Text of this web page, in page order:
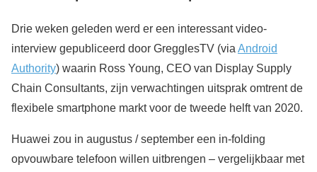
Drie weken geleden werd er een interessant video-
interview gepubliceerd door GregglesTV (via Android
Authority) waarin Ross Young, CEO van Display Supply
Chain Consultants, zijn verwachtingen uitsprak omtrent de
flexibele smartphone markt voor de tweede helft van 2020.
Huawei zou in augustus / september een in-folding
opvouwbare telefoon willen uitbrengen – vergelijkbaar met